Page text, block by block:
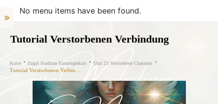
No menu items have been found.
Tutorial Verstorbenen Verbindung
Kurse Engel Studium Einsteigerkurs Unit 23 Verstorbene Channeln